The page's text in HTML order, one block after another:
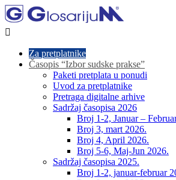

Za pretplatnike
Časopis “Izbor sudske prakse”
Paketi pretplata u ponudi
Uvod za pretplatnike
Pretraga digitalne arhive
Sadržaj časopisa 2026
Broj 1-2, Januar –
Broj 3, mart 2026.
Broj 4, April 2026.
Broj 5-6, Maj-Jun 2026.
Sadržaj časopisa 2025.
Broj 1-2, januar-februar